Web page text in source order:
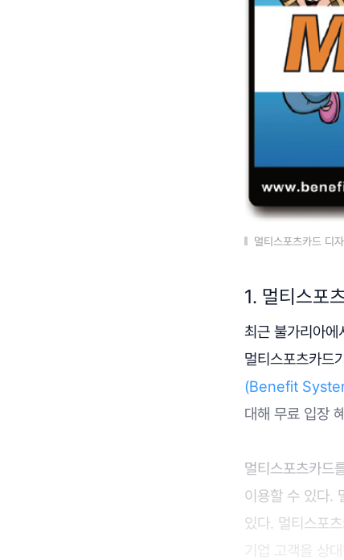
멀티스포츠카드 디
1. 멀티스포
최근 불가리아에
멀티스포츠카드
(Benefit
대해 무료 입장
멀티스포츠카드
이용할 수 있다.
있다. 멀티스포
기업 고객을 상